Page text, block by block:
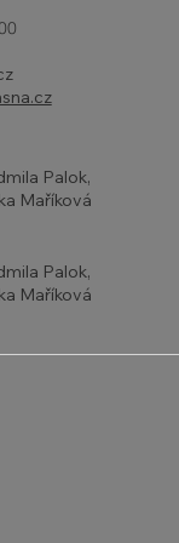
Palok,
Maříková
Palok,
Maříková